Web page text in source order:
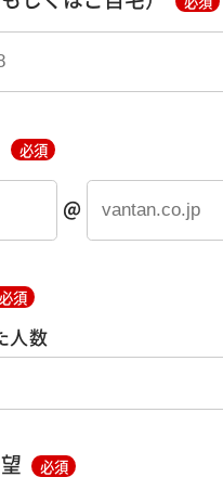
必須
@
必須
人数
必須